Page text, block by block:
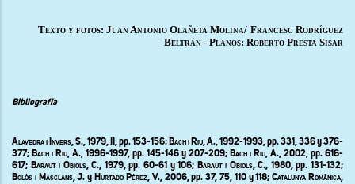
Texto y fotos: Juan Antonio Olañeta Molina/ Francesc Rodríguez
Beltrán - Planos: Roberto Presta Sisar
Bibliografía
Alavedra i Invers,S., 1979, II, pp. 153-156; Bach i Riu, A., 1992-1993, pp. 331, 336 y 376-
377; Bach i Riu, A., 1996-1997, pp. 145-146 y 207-209; Bach i Riu, A., 2002, pp. 616-
617; Baraut i Obiols, C., 1979, pp. 60-61 y 106; Baraut i Obiols, C., 1980, pp. 131-132;
Bolòs i Masclans, J.y Hurtado Pérez, V., 2006, pp. 37, 75, 110 y 118;Catalunya Romànica,